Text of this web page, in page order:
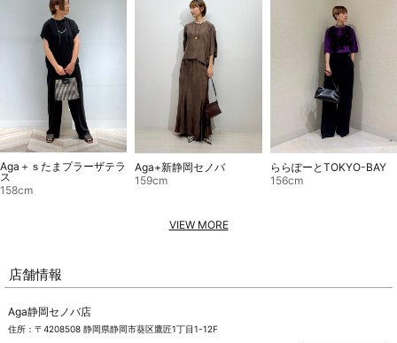
Aga＋ｓたまプラーザテラ
ス
158cm
Aga+新静岡セノバ
159cm
ららぽーとTOKYO-BAY
156cm
VIEW MORE
店舗情報
Aga静岡セノバ店
住所：〒4208508 静岡県静岡市葵区鷹匠1丁目1-12F